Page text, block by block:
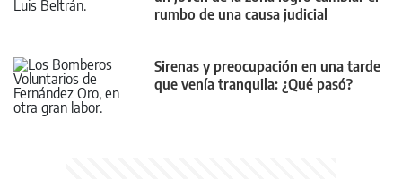
rumbo de una causa judicial
Sirenas y preocupación en una tarde
que venía tranquila: ¿Qué pasó?